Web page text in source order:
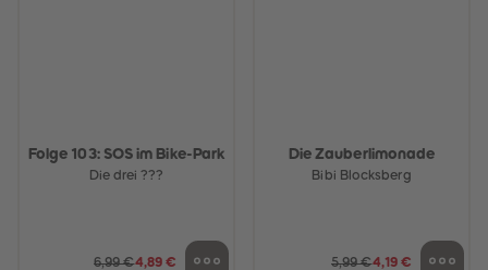
Folge 103: SOS im Bike-Park
Die drei ???
6,99 €4,89 €
Die Zauberlimonade
Bibi Blocksberg
5,99 €4,19 €